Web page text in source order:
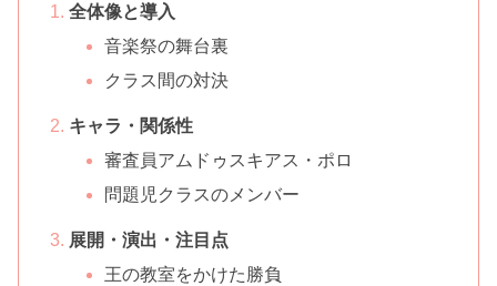
全体像と導入
音楽祭の舞台裏
クラス間の対決
キャラ・関係性
審査員アムドゥスキアス・ポロ
問題児クラスのメンバー
展開・演出・注目点
王の教室をかけた勝負